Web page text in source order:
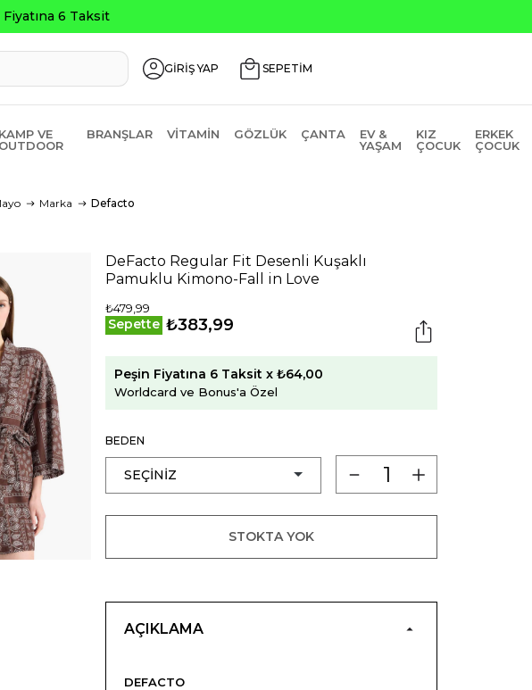
6 Taksit
GİRİŞ YAP SEPETİM
KAMP VE
OUTDOOR
BRANŞLAR VITAMIN GÖZLÜK ÇANTA
EV &
YAŞAM
KIZ
ÇOCUK
ERKEK
ÇOCUK
Marka Defacto
DeFacto Regular Fit Desenli Kuşaklı
Pamuklu Kimono-Fall in Love
₺479,99
Sepette ₺383,99
Peşin Fiyatına 6 Taksit x ₺64,00
Worldcard ve Bonus'a Özel
BEDEN
STOKTA YOK
AÇIKLAMA
DEFACTO